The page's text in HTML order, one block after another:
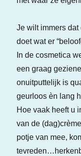
Je wilt immers
doet wat er
In de cosmetica
een graag
onuitputtelijk is
geurloos èn lang
Hoe vaak heeft u
van de
potje van mee,